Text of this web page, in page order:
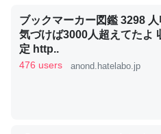
いる鋏角類（カブトガニ・ウ
ずキチンを強化してる筈だが
─ニュース :: 【研究発表】昆虫学の
いのか」に関する新仮説
ブックマーカー図鑑 3298
気づけば3000人超えてたよ
定 http..
476 users anond.hatelabo.jp